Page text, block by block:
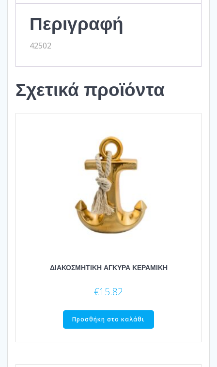
Περιγραφή
42502
Σχετικά προϊόντα
ΔΙΑΚΟΣΜΗΤΙΚΗ ΑΓΚΥΡΑ ΚΕΡΑΜΙΚΗ
€15.82
Προσθήκη στο καλάθι